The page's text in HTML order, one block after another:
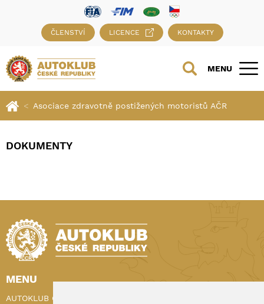
ČLENSTVÍ LICENCE KONTAKTY
MENU
Asociace zdravotně postižených motoristů AČR
DOKUMENTY
MENU
AUTOKLUB ČR